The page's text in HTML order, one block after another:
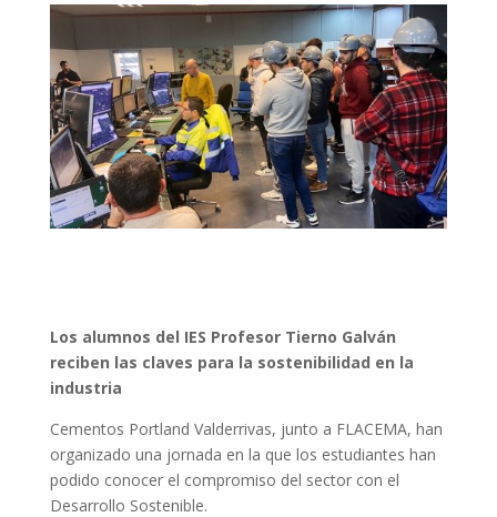
Los alumnos del IES Profesor Tierno Galván
reciben las claves para la sostenibilidad en la
industria
Cementos Portland Valderrivas, junto a FLACEMA, han
organizado una jornada en la que los estudiantes han
podido conocer el compromiso del sector con el
Desarrollo Sostenible.